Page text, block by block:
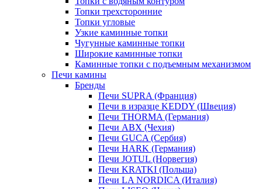
Топки трехсторонние
Топки угловые
Узкие каминные топки
Чугунные каминные топки
Широкие каминные топки
Каминные топки с подъемным механизмом
Печи камины
Бренды
Печи SUPRA (Франция)
Печи в изразце KEDDY (Швеция)
Печи THORMA (Германия)
Печи ABX (Чехия)
Печи GUCA (Сербия)
Печи HARK (Германия)
Печи JOTUL (Норвегия)
Печи KRATKI (Польша)
Печи LA NORDICA (Италия)